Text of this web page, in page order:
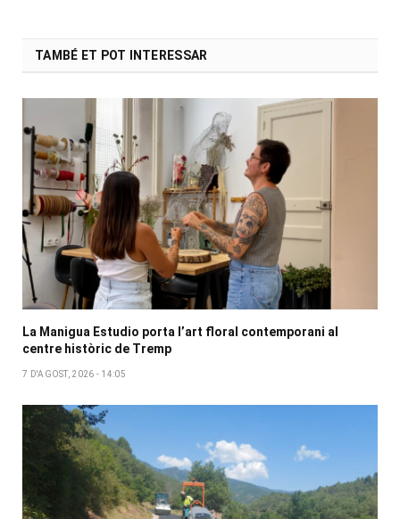
TAMBÉ ET POT INTERESSAR
La Manigua Estudio porta l’art floral contemporani al
centre històric de Tremp
7 D'AGOST, 2026 - 14:05